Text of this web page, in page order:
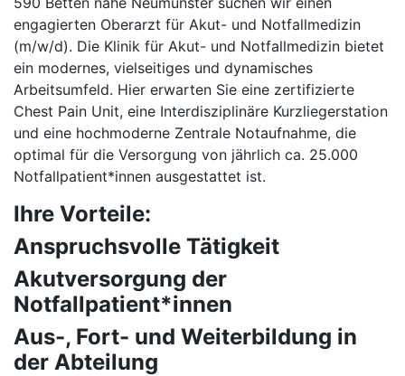
engagierten Oberarzt für Akut- und Notfallmedizin
(m/w/d). Die Klinik für Akut- und Notfallmedizin bietet
ein modernes, vielseitiges und dynamisches
Arbeitsumfeld. Hier erwarten Sie eine zertifizierte
Chest Pain Unit, eine Interdisziplinäre Kurzliegerstation
und eine hochmoderne Zentrale Notaufnahme, die
optimal für die Versorgung von jährlich ca. 25.000
Notfallpatient*innen ausgestattet ist.
Ihre Vorteile:
Anspruchsvolle Tätigkeit
Akutversorgung der
Notfallpatient*innen
Aus-, Fort- und Weiterbildung in
der Abteilung